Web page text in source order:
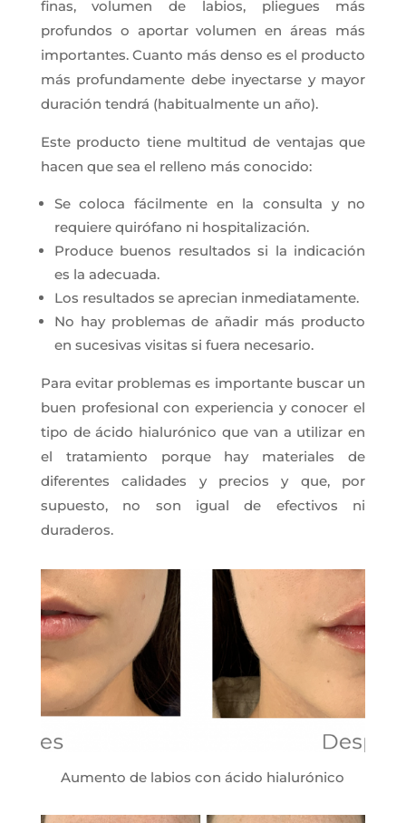
finas, volumen de labios, pliegues más
profundos o aportar volumen en áreas más
importantes. Cuanto más denso es el producto
más profundamente debe inyectarse y mayor
duración tendrá (habitualmente un año).
Este producto tiene multitud de ventajas que
hacen que sea el relleno más conocido:
Se coloca fácilmente en la consulta y no
requiere quirófano ni hospitalización.
Produce buenos resultados si la indicación
es la adecuada.
Los resultados se aprecian inmediatamente.
No hay problemas de añadir más producto
en sucesivas visitas si fuera necesario.
Para evitar problemas es importante buscar un
buen profesional con experiencia y conocer el
tipo de ácido hialurónico que van a utilizar en
el tratamiento porque hay materiales de
diferentes calidades y precios y que, por
supuesto, no son igual de efectivos ni
duraderos.
Aumento de labios con ácido hialurónico